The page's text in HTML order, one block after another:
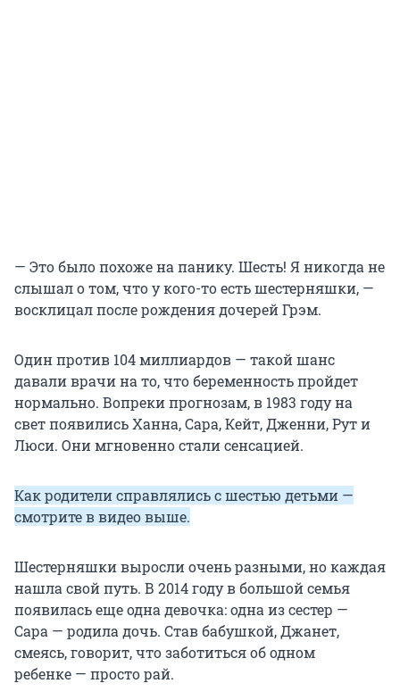
— Это было похоже на панику. Шесть! Я никогда не
слышал о том, что у кого-то есть шестерняшки, —
восклицал после рождения дочерей Грэм.
Один против 104 миллиардов — такой шанс
давали врачи на то, что беременность пройдет
нормально. Вопреки прогнозам, в 1983 году на
свет появились Ханна, Сара, Кейт, Дженни, Рут и
Люси. Они мгновенно стали сенсацией.
Как родители справлялись с шестью детьми —
смотрите в видео выше.
Шестерняшки выросли очень разными, но каждая
нашла свой путь. В 2014 году в большой семья
появилась еще одна девочка: одна из сестер —
Сара — родила дочь. Став бабушкой, Джанет,
смеясь, говорит, что заботиться об одном
ребенке — просто рай.